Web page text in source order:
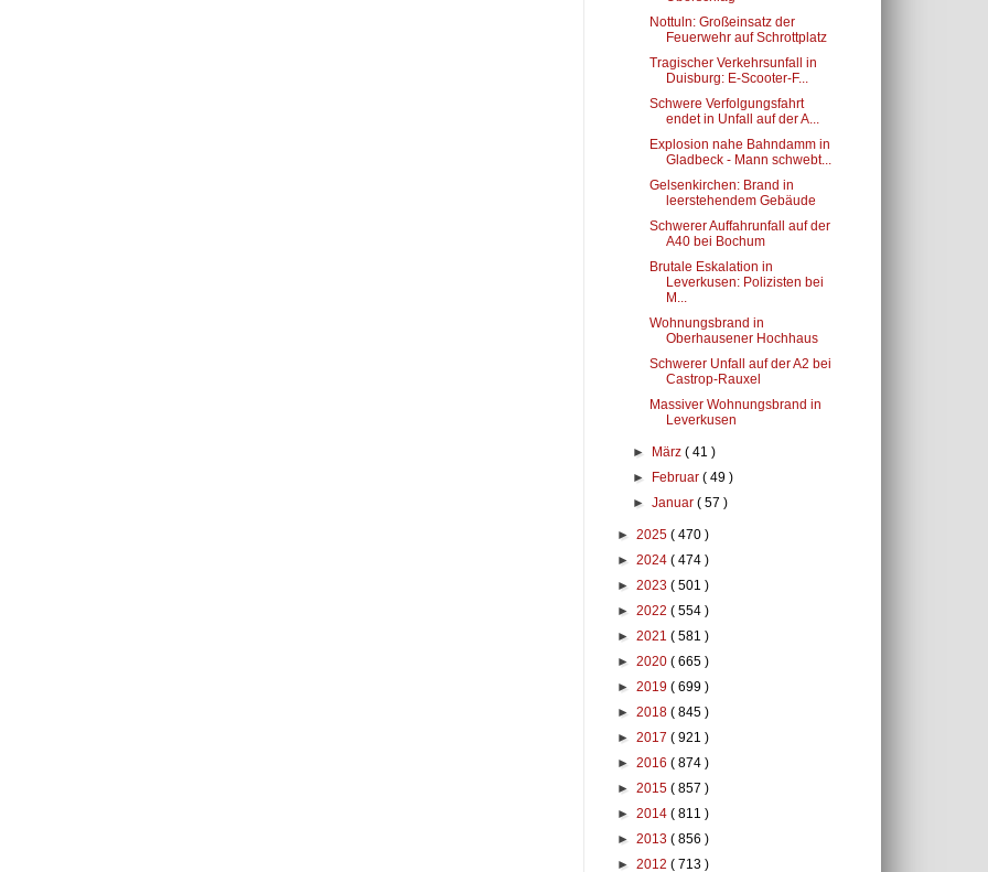
Nottuln: Großeinsatz der
Feuerwehr auf Schrottplatz
Tragischer Verkehrsunfall in
Duisburg: E-Scooter-F...
Schwere Verfolgungsfahrt
endet in Unfall auf der A...
Explosion nahe Bahndamm in
Gladbeck - Mann schwebt...
Gelsenkirchen: Brand in
leerstehendem Gebäude
Schwerer Auffahrunfall auf der
A40 bei Bochum
Brutale Eskalation in
Leverkusen: Polizisten bei
M...
Wohnungsbrand in
Oberhausener Hochhaus
Schwerer Unfall auf der A2 bei
Castrop-Rauxel
Massiver Wohnungsbrand in
Leverkusen
► März( 41 )
►
Februar( 49 )
►Januar( 57 )
► 2025 ( 470 )
► 2024 ( 474 )
► 2023 ( 501 )
► 2022 ( 554 )
► 2021 ( 581 )
► 2020 ( 665 )
► 2019 ( 699 )
► 2018 ( 845 )
► 2017 ( 921 )
► 2016 ( 874 )
► 2015 ( 857 )
► 2014 ( 811 )
► 2013 ( 856 )
► 2012 ( 713 )